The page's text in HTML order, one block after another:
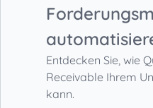
Entdecken Sie, wie
Receivable Ihrem
kann.